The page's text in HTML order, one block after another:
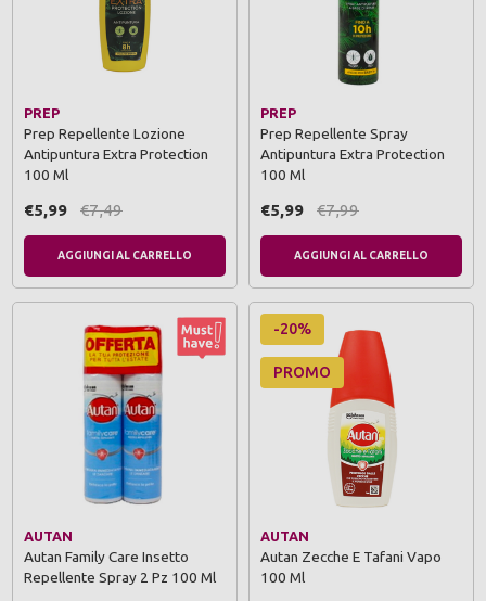
PREP
Prep Repellente Lozione
Antipuntura Extra Protection
100 Ml
€5,99 €7,49
AGGIUNGI AL CARRELLO
PREP
Prep Repellente Spray
Antipuntura Extra Protection
100 Ml
€5,99 €7,99
AGGIUNGI AL CARRELLO
AUTAN
Autan Family Care Insetto
Repellente Spray 2 Pz 100 Ml
-20%
PROMO
AUTAN
Autan Zecche E Tafani Vapo
100 Ml